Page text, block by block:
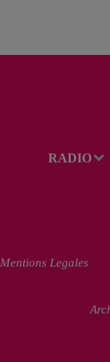
RADIO
Mentions Legales